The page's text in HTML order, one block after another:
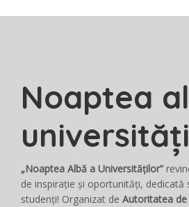
Noaptea
„Noaptea Albă a Universităților”
de inspirație și oportunități,
studenți! Organizat de Autoritatea de